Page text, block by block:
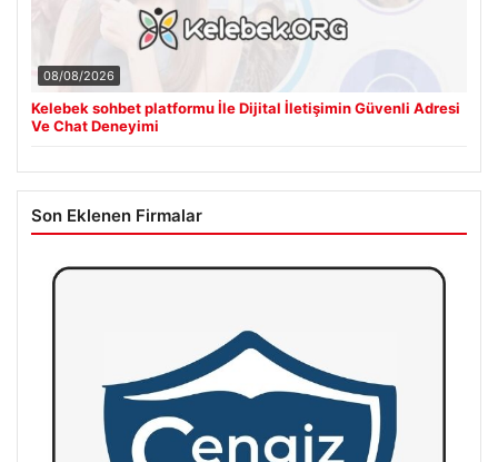
08/08/2026
Kelebek sohbet platformu İle Dijital İletişimin Güvenli Adresi
Ve Chat Deneyimi
Son Eklenen Firmalar